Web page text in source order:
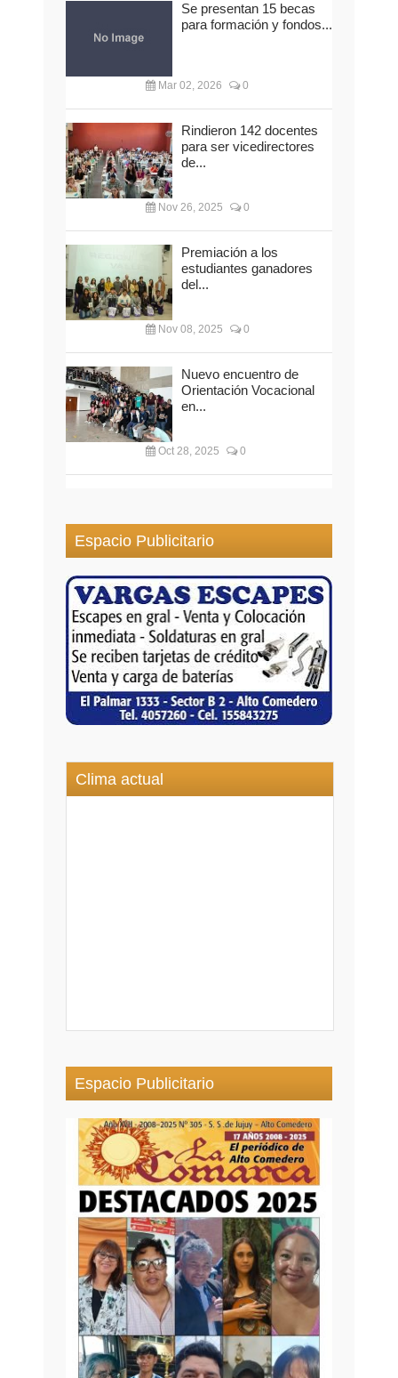
Se presentan 15 becas
para formación y fondos...
Mar 02, 2026 0
Rindieron 142 docentes
para ser vicedirectores
de...
Nov 26, 2025 0
Premiación a los
estudiantes ganadores
del...
Nov 08, 2025 0
Nuevo encuentro de
Orientación Vocacional
en...
Oct 28, 2025 0
Espacio Publicitario
Clima actual
Espacio Publicitario